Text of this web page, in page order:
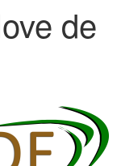
de